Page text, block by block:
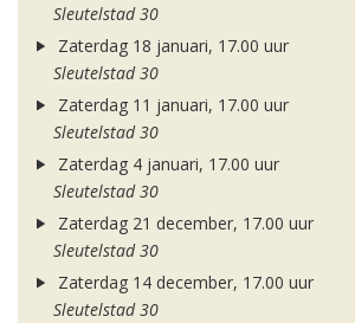
Sleutelstad 30
Zaterdag 18 januari, 17.00 uur
Sleutelstad 30
Zaterdag 11 januari, 17.00 uur
Sleutelstad 30
Zaterdag 4 januari, 17.00 uur
Sleutelstad 30
Zaterdag 21 december, 17.00 uur
Sleutelstad 30
Zaterdag 14 december, 17.00 uur
Sleutelstad 30